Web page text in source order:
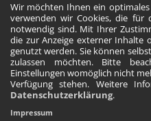
Wir möchten Ihnen ein
verwenden wir Cookies, die für
notwendig sind. Mit Ihrer
die zur Anzeige externer Inhalte
genutzt werden. Sie können
zulassen möchten. Bitte
Einstellungen womöglich nicht
Verfügung stehen. Weitere
Datenschutzerklärung.
Impressum